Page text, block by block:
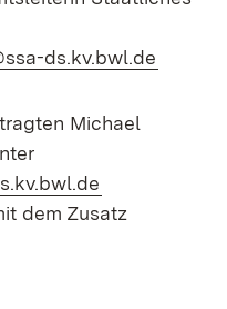
ds.kv.bwl.de
Michael
dem Zusatz